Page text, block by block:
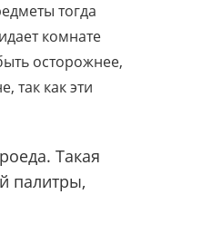
тогда
комнате
осторожнее,
так как эти
Такая
палитры,